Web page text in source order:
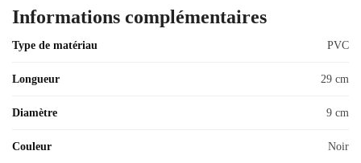
Informations complémentaires
Type de matériau PVC
Longueur 29 cm
Diamètre 9 cm
Couleur Noir